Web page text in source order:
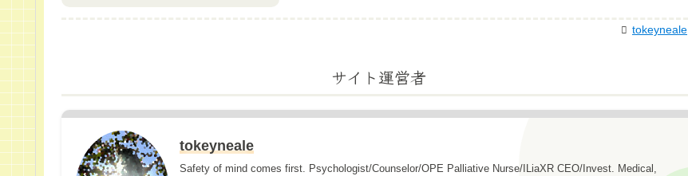
tokeyneale
サイト運営者
tokeyneale
Safety of mind comes first. Psychologist/Counselor/OPE Palliative Nurse/ILiaXR CEO/Invest. Medical,